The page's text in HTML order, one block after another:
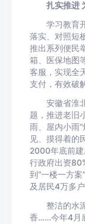
扎实推进
学习教育开
落实、对照短
推出系列便民
箱、医保地图
客服，实现全
支付，有效破
安徽省淮北
题，推进老旧
雨、屋内小雨
见、摸得着的
2000年底前建
行政府出资
到“一楼一方
及居民4万多户
整洁的水泥
香……今年4月